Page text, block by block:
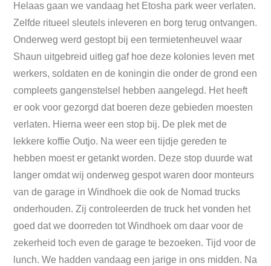
Helaas gaan we vandaag het Etosha park weer verlaten.
Zelfde ritueel sleutels inleveren en borg terug ontvangen.
Onderweg werd gestopt bij een termietenheuvel waar
Shaun uitgebreid uitleg gaf hoe deze kolonies leven met
werkers, soldaten en de koningin die onder de grond een
compleets gangenstelsel hebben aangelegd. Het heeft
er ook voor gezorgd dat boeren deze gebieden moesten
verlaten. Hierna weer een stop bij. De plek met de
lekkere koffie Outjo. Na weer een tijdje gereden te
hebben moest er getankt worden. Deze stop duurde wat
langer omdat wij onderweg gespot waren door monteurs
van de garage in Windhoek die ook de Nomad trucks
onderhouden. Zij controleerden de truck het vonden het
goed dat we doorreden tot Windhoek om daar voor de
zekerheid toch even de garage te bezoeken. Tijd voor de
lunch. We hadden vandaag een jarige in ons midden. Na